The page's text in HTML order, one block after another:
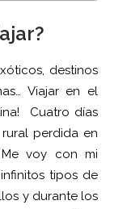
destinos
Viajar en el
Cuatro días
perdida en
voy con mi
tipos de
y durante los